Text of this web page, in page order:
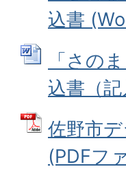
込書
「さの
込書（
佐野市
(PDFフ